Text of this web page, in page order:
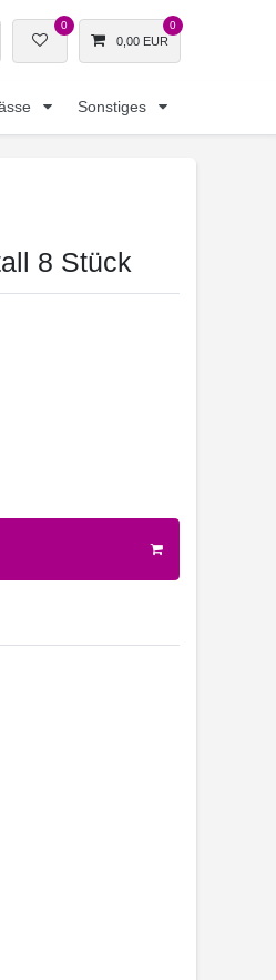
0 0
0,00 EUR
Sonstiges
8 Stück